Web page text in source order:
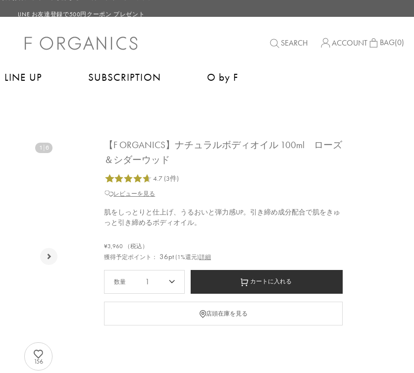
【重要】お盆期間中のお問い合わせと商品配送に関しまして
LINE お友達登録で500円クーポン プレゼント
SEARCH ACCOUNT BAG(0)
LINE UP SUBSCRIPTION O by F
1 6
156
【F ORGANICS】ナチュラルボディオイル 100ml ローズ
＆シダーウッド
レビューを見る
肌をしっとりと仕上げ、うるおいと弾力感UP。引き締め成分配合で肌をきゅ
っと引き締めるボディオイル。
¥3,960 （税込）
獲得予定ポイント：
36pt (1%還元)詳細
1 カートに入れる
店頭在庫を見る